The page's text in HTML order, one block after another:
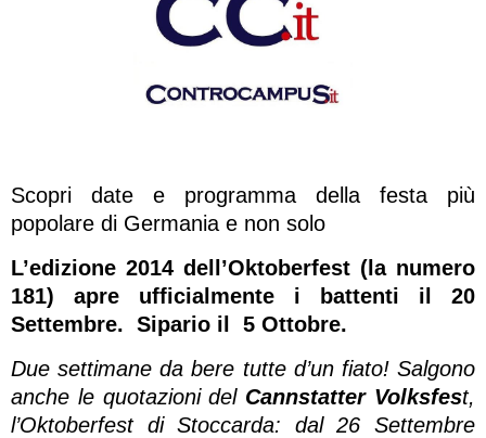
Scopri date e programma della festa più
popolare di Germania e non solo
L’edizione 2014 dell’Oktoberfest (la numero
181) apre ufficialmente i battenti il 20
Settembre. Sipario il 5 Ottobre.
Due settimane da bere tutte d’un fiato! Salgono
anche le quotazioni del Cannstatter Volksfest,
l’Oktoberfest di Stoccarda: dal 26 Settembre